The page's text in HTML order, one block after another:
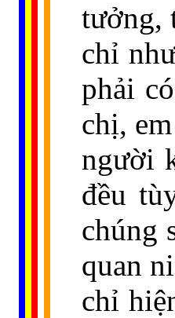
tưởng,
chỉ
phải
chị,
người
đều
chúng
quan
chỉ